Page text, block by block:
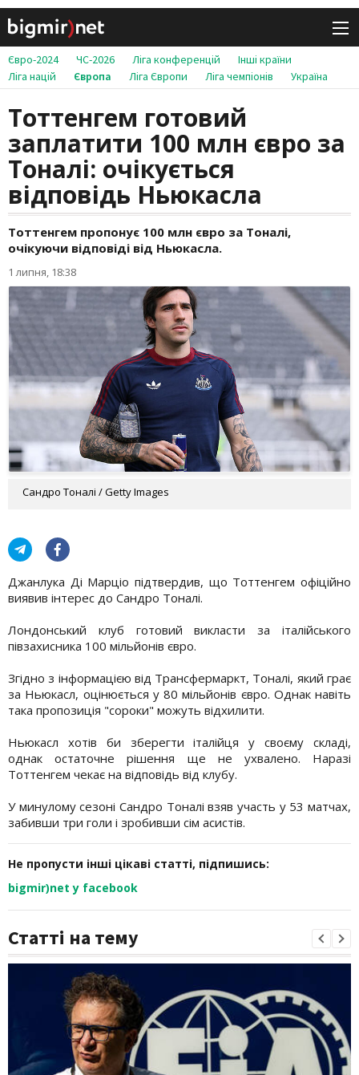
Євро-2024 ЧС-2026 Ліга конференцій
Інші країни
Ліга націй
Європа Ліга Європи Ліга чемпіонів Україна
Тоттенгем готовий
заплатити 100 млн євро за
Тоналі: очікується
відповідь Ньюкасла
Тоттенгем пропонує 100 млн євро за Тоналі,
очікуючи відповіді від Ньюкасла.
1 липня, 18:38
Сандро Тоналі / Getty Images
Джанлука Ді Марціо підтвердив, що Тоттенгем офіційно
виявив інтерес до Сандро Тоналі.
Лондонський клуб готовий викласти за італійського
півзахисника 100 мільйонів євро.
Згідно з інформацією від Трансфермаркт, Тоналі, який грає
за Ньюкасл, оцінюється у 80 мільйонів євро. Однак навіть
така пропозиція "сороки" можуть відхилити.
Ньюкасл хотів би зберегти італійця у своєму складі,
однак остаточне рішення ще не ухвалено. Наразі
Тоттенгем чекає на відповідь від клубу.
У минулому сезоні Сандро Тоналі взяв участь у 53 матчах,
забивши три голи і зробивши сім асистів.
Не пропусти інші цікаві статті, підпишись:
bigmir)net у facebook
Статті на тему